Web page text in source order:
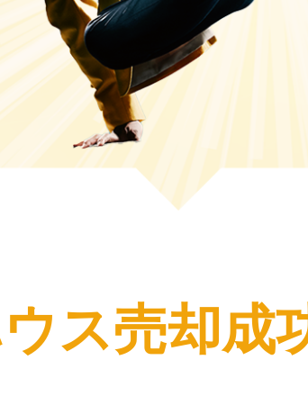
ス売却成